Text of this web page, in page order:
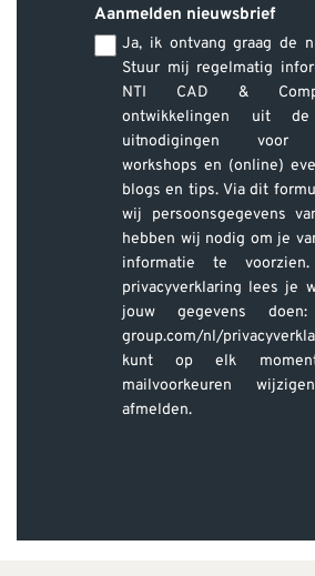
Aanmelden nieuwsbrief
Ja, ik ontvang graag de
Stuur mij regelmatig
NTI CAD &
ontwikkelingen uit de
uitnodigingen voor
workshops en (online)
blogs en tips. Via dit
wij persoonsgegevens
hebben wij nodig om je
informatie te
privacyverklaring lees je
jouw gegevens doen:
group.com/nl/
kunt op elk
mailvoorkeuren
afmelden.